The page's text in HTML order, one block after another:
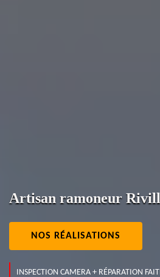
Artisan ramoneur
NOS RÉALISATIONS
INSPECTION CAMERA + RÉPARATION